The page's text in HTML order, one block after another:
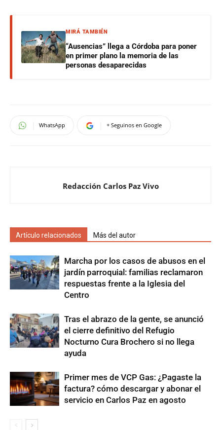
MIRÁ TAMBIÉN
“Ausencias” llega a Córdoba para poner
en primer plano la memoria de las
personas desaparecidas
WhatsApp + Seguinos en Google
Redacción Carlos Paz Vivo
Artículo relacionados Más del autor
Marcha por los casos de abusos en el
jardín parroquial: familias reclamaron
respuestas frente a la Iglesia del
Centro
Tras el abrazo de la gente, se anunció
el cierre definitivo del Refugio
Nocturno Cura Brochero si no llega
ayuda
Primer mes de VCP Gas: ¿Pagaste la
factura? cómo descargar y abonar el
servicio en Carlos Paz en agosto